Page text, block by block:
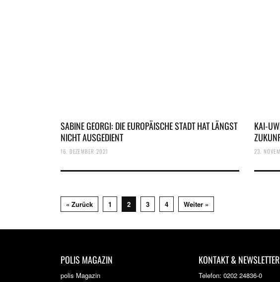
SABINE GEORGI: DIE EUROPÄISCHE STADT HAT LÄNGST
NICHT AUSGEDIENT
16. DEZEMBER 2021
KAI-
23.
« Zurück 1 2 3 4 Weiter »
POLIS MAGAZIN
polis Magazin
KONTAKT & NEWSLETTER
Telefon: 0202 24836-0